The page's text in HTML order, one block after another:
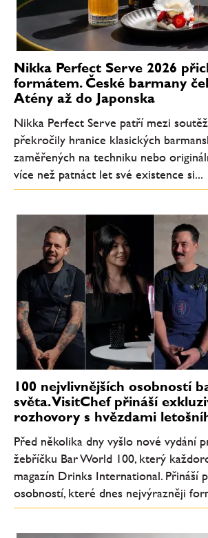
Nikka Perfect Serve 2026
formátem. České barmany
Atény až do Japonska
Nikka Perfect Serve patří mezi
překročily hranice klasických
zaměřených na techniku nebo
více než patnáct let své existence si...
100 nejvlivnějších osobností
světa. VisitChef přináší
rozhovory s hvězdami
Před několika dny vyšlo nové vydání
žebříčku Bar World 100, který
magazín Drinks International. Přináší
osobností, které dnes nejvýrazněji